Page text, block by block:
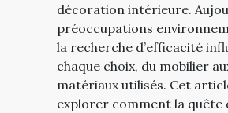
décoration intérieure.
préoccupations
la recherche d’efficacité
chaque choix, du mobilier
matériaux utilisés. Cet
explorer comment la quête